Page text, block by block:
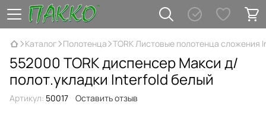
Каталог Полотенца TORK Листовые полотенца сложения
552000 TORK диспенсер Макси д/
полот.укладки Interfold белый
Артикул: 50017 Оставить отзыв